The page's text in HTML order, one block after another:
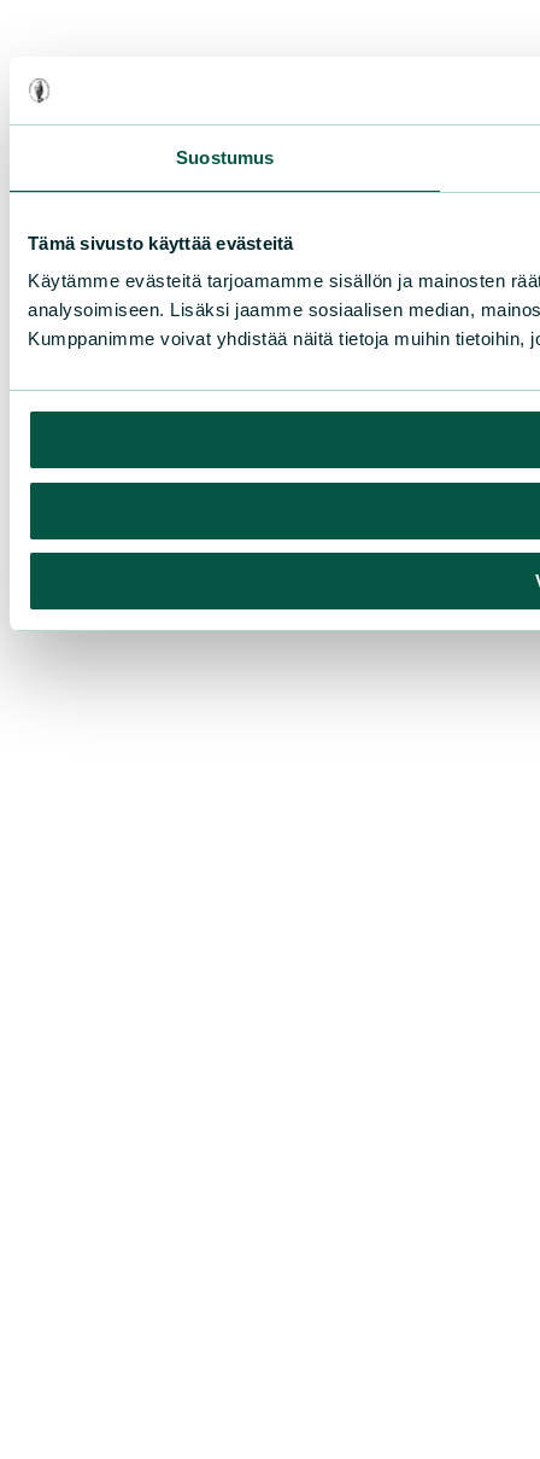
Suostumus
Tämä sivusto käyttää evästeitä
Käytämme evästeitä tarjoamamme sisällön ja mainosten
analysoimiseen. Lisäksi jaamme sosiaalisen median,
Kumppanimme voivat yhdistää näitä tietoja muihin tietoihin,